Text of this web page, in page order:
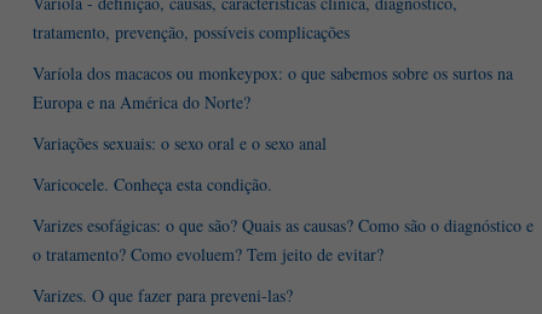
tratamento, prevenção, possíveis complicações
Varíola dos macacos ou monkeypox: o que sabemos sobre os surtos na
Europa e na América do Norte?
Variações sexuais: o sexo oral e o sexo anal
Varicocele. Conheça esta condição.
Varizes esofágicas: o que são? Quais as causas? Como são o diagnóstico e
o tratamento? Como evoluem? Tem jeito de evitar?
Varizes. O que fazer para preveni-las?